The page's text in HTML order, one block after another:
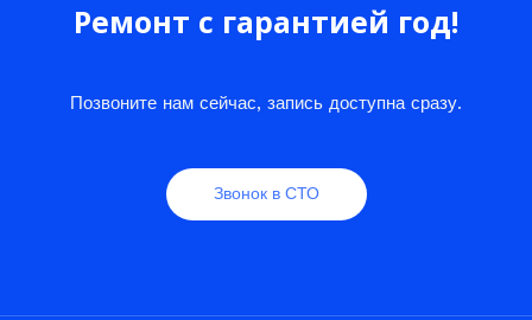
Ремонт с гарантией год!
Позвоните нам сейчас, запись доступна сразу.
Звонок в СТО